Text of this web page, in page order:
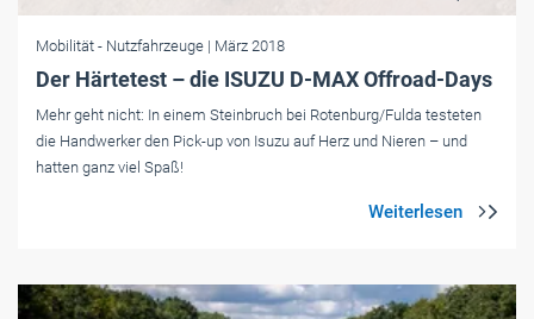
Mobilität - Nutzfahrzeuge | März 2018
Der Härtetest – die ISUZU D-MAX Offroad-Days
Mehr geht nicht: In einem Steinbruch bei Rotenburg/Fulda testeten
die Handwerker den Pick-up von Isuzu auf Herz und Nieren – und
hatten ganz viel Spaß!